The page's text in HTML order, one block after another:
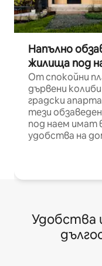
Напълно
жилища под
От спокойни
дървени
градски
тези
под наем имат
удобства на
Удобства